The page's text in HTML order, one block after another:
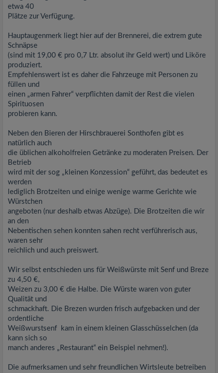
etwa 40
Plätze zur Verfügung.
Hauptaugenmerk liegt hier auf der Brennerei, die extrem gute
Schnäpse
(sind mit 19,00 € pro 0,7 Ltr. absolut ihr Geld wert) und Liköre
produziert.
Empfehlenswert ist es daher die Fahrzeuge mit Personen zu
füllen und
einen „armen Fahrer“ verpflichten damit der Rest die vielen
Spirituosen
probieren kann.
Neben den Bieren der Hirschbrauerei Sonthofen gibt es
natürlich auch
die üblichen alkoholfreien Getränke zu moderaten Preisen. Der
Betrieb
wird mit der sog „kleinen Konzession“ geführt, das bedeutet es
werden
lediglich Brotzeiten und einige wenige warme Gerichte wie
Würstchen
angeboten (nur deshalb etwas Abzüge). Die Brotzeiten die wir
an den
Nebentischen sehen konnten sahen recht verführerisch aus,
waren sehr
reichlich und auch preiswert.
Wir selbst entschieden uns für Weißwürste mit Senf und Breze
zu 4,50 €,
Weizen zu 3,00 € die Halbe. Die Würste waren von guter
Qualität und
schmackhaft. Die Brezen wurden frisch aufgebacken und der
ordentliche
Weißwurstsenf kam in einem kleinen Glasschüsselchen (da
kann sich so
manch anderes „Restaurant“ ein Beispiel nehmen!).
Die aufmerksamen und sehr freundlichen Wirtsleute betreiben